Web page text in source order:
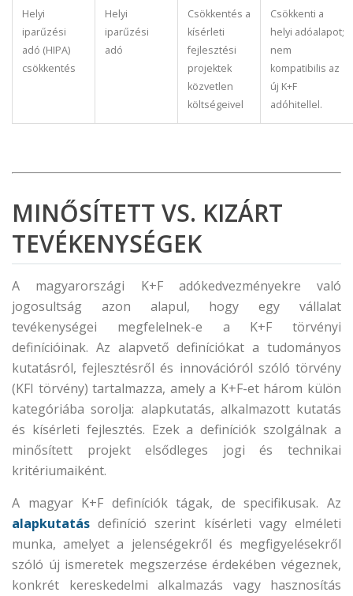
Helyi
iparűzési
adó (HIPA)
csökkentés
Helyi
iparűzési
adó
Csökkentés a
kísérleti
fejlesztési
projektek
közvetlen
költségeivel
Csökkenti a
helyi adóalapot;
nem
kompatibilis az
új K+F
adóhitellel.
MINŐSÍTETT VS. KIZÁRT
TEVÉKENYSÉGEK
A magyarországi K+F adókedvezményekre való
jogosultság azon alapul, hogy egy vállalat
tevékenységei megfelelnek-e a K+F törvényi
definícióinak. Az alapvető definíciókat a tudományos
kutatásról, fejlesztésről és innovációról szóló törvény
(KFI törvény) tartalmazza, amely a K+F-et három külön
kategóriába sorolja: alapkutatás, alkalmazott kutatás
és kísérleti fejlesztés. Ezek a definíciók szolgálnak a
minősített projekt elsődleges jogi és technikai
kritériumaiként.
A magyar K+F definíciók tágak, de specifikusak. Az
alapkutatás definíció szerint kísérleti vagy elméleti
munka, amelyet a jelenségekről és megfigyelésekről
szóló új ismeretek megszerzése érdekében végeznek,
konkrét kereskedelmi alkalmazás vagy hasznosítás